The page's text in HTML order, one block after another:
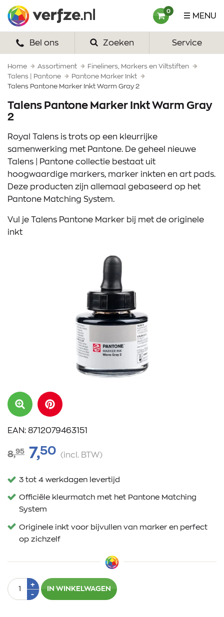
naar
content
MENU
0
HOME
VERF
VERFSETS
TEKENEN
VERFSPULLEN
INSPIRATIE
Bel ons Zoeken Service
Home Assortiment
Fineliners, Markers en Viltstiften
Talens | Pantone
Pantone Marker Inkt
Talens Pantone Marker Inkt Warm Gray 2
Talens Pantone Marker Inkt Warm Gray
2
Royal Talens is trots op een kleurrijke
samenwerking met Pantone. De geheel nieuwe
Talens | Pantone collectie bestaat uit
hoogwaardige markers, marker inkten en art pads.
Deze producten zijn allemaal gebaseerd op het
Pantone Matching System.
Vul je Talens Pantone Marker bij met de originele
inkt
EAN: 8712079463151
8,95 7,50 (incl. BTW)
3 tot 4 werkdagen levertijd
Officiële kleurmatch met het Pantone Matching
System
Originele inkt voor bijvullen van marker en perfect
op zichzelf
Aantal+Plus
-Min
IN WINKELWAGEN